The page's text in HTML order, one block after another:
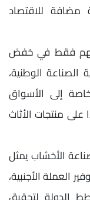
للاقتصاد
فقط في خفض
الصناعة الوطنية،
إلى الأسواق
على منتجات الأثاث
الأخشاب يمثل
العملة الأجنبية،